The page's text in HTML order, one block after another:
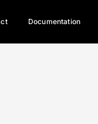
族、立院電競
光電場回
Documentation